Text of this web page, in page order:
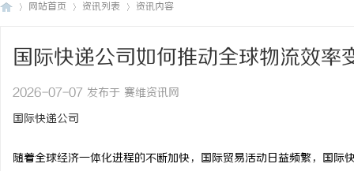
网站首页 资讯列表 资讯内容
国际快递公司如何推动全球物流效率
2026-07-07 发布于 赛维资讯网
国际快递公司
随着全球经济一体化进程的不断加快，国际贸易活动日益频繁，国